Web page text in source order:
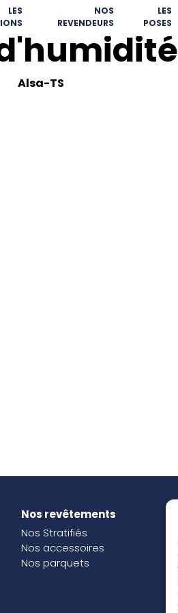
LES
NOS
REVENDEURS
LES
POSES
Alsa-TS
Nos revêtements
Nos Stratifiés
Nos accessoires
Nos parquets